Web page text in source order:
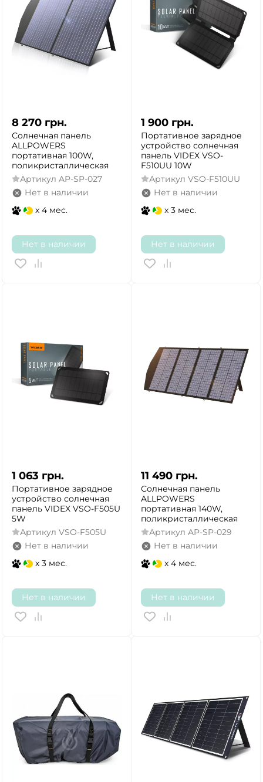
8 270 грн.
Солнечная панель
ALLPOWERS
портативная 100W,
поликристаллическая
Артикул AP-SP-027
Нет в наличии
x 4 мес.
Нет в наличии
1 900 грн.
Портативное зарядное
устройство солнечная
панель VIDEX VSO-
F510UU 10W
Артикул VSO-F510UU
Нет в наличии
x 3 мес.
Нет в наличии
1 063 грн.
Портативное зарядное
устройство солнечная
панель VIDEX VSO-F505U
5W
Артикул VSO-F505U
Нет в наличии
x 3 мес.
Нет в наличии
11 490 грн.
Солнечная панель
ALLPOWERS
портативная 140W,
поликристаллическая
Артикул AP-SP-029
Нет в наличии
x 4 мес.
Нет в наличии